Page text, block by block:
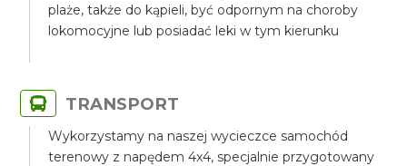
plaże, także do kąpieli, być odpornym na choroby
lokomocyjne lub posiadać leki w tym kierunku
TRANSPORT
Wykorzystamy na naszej wycieczce samochód
terenowy z napędem 4x4, specjalnie przygotowany